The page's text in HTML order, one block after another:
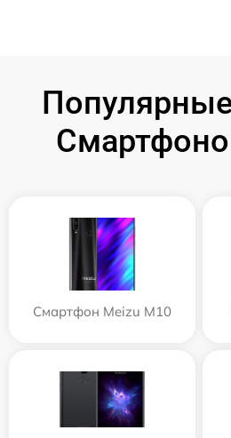
Смартфон Meizu M10